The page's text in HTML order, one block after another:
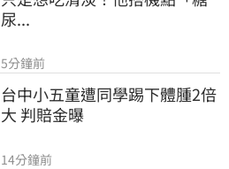
尿...
5分鐘前
台中小五童遭同學踢下體腫2倍
大 判賠金曝
14分鐘前